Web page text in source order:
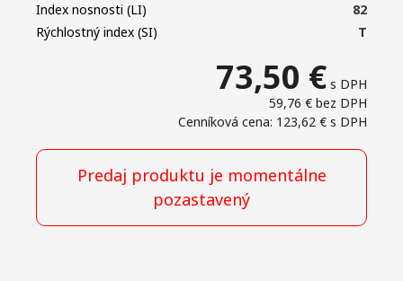
73,50 € s DPH
59,76 € bez DPH
Cenníková cena: 123,62 € s DPH
Predaj produktu je momentálne
pozastavený
Index nosnosti (LI)
82
Rýchlostný index (SI)
T